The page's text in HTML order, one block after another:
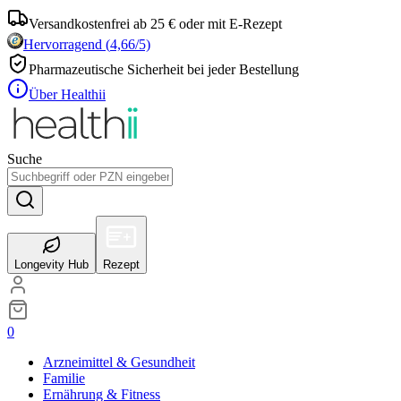
Versandkostenfrei ab 25 € oder mit E-Rezept
Hervorragend (4,66/5)
Pharmazeutische Sicherheit bei jeder Bestellung
Über Healthii
Suche
Longevity Hub Rezept
0
Arzneimittel & Gesundheit
Familie
Ernährung & Fitness